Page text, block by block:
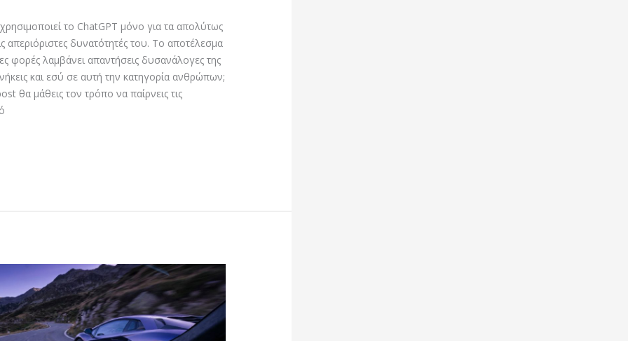
το ChatGPT μόνο για τα απολύτως
απεριόριστες δυνατότητές του. Το αποτέλεσμα
φορές λαμβάνει απαντήσεις δυσανάλογες της
και εσύ σε αυτή την κατηγορία ανθρώπων;
θα μάθεις τον τρόπο να παίρνεις τις